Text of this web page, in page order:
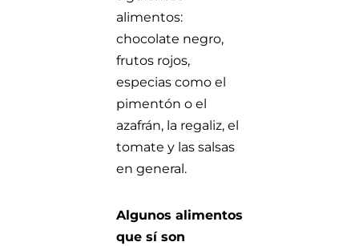
alimentos:
chocolate negro,
frutos rojos,
especias como el
pimentón o el
azafrán, la regaliz, el
tomate y las salsas
en general.
Algunos alimentos
que sí son